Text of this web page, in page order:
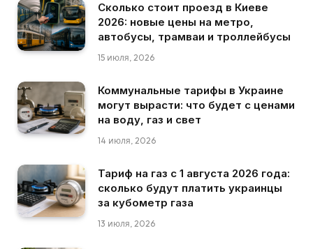
Сколько стоит проезд в Киеве
2026: новые цены на метро,
автобусы, трамваи и троллейбусы
15 июля, 2026
Коммунальные тарифы в Украине
могут вырасти: что будет с ценами
на воду, газ и свет
14 июля, 2026
Тариф на газ с 1 августа 2026 года:
сколько будут платить украинцы
за кубометр газа
13 июля, 2026